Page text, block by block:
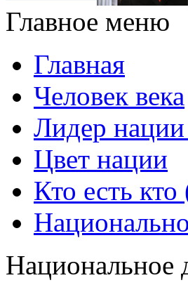
Главное меню
Главная
Человек века
Лидер
Цвет нации
Кто есть
Национальное